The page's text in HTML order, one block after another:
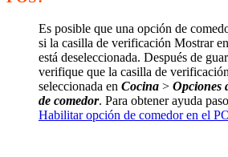
Es posible que una opción de
si la casilla de verificación Mostrar
está deseleccionada. Después de
verifique que la casilla de
seleccionada en Cocina > Opciones
de comedor. Para obtener ayuda
Habilitar opción de comedor en el